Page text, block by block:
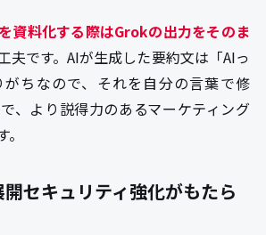
資料化する際はGrokの出力をそのま
夫です。AIが生成した要約文は「AIっ
ちなので、それを自分の言葉で修
、より説得力のあるマーケティング
セキュリティ強化がもたら